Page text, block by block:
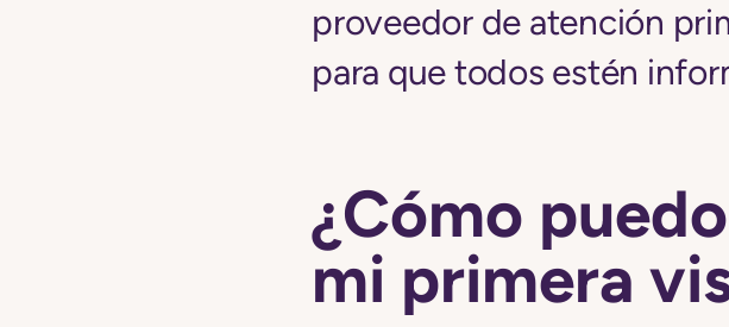
proveedor de atención
para que todos estén
¿Cómo
mi primera